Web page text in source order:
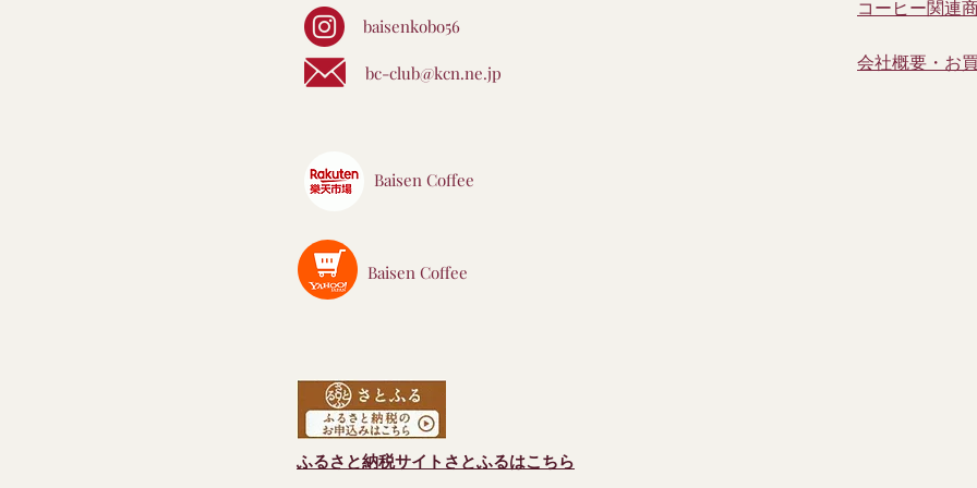
baisenkobo56
bc-club@kcn.ne.jp
コーヒー関連
会社概要・お
Baisen Coffee
Baisen Coffee
ふるさと納税サイトさとふるはこちら